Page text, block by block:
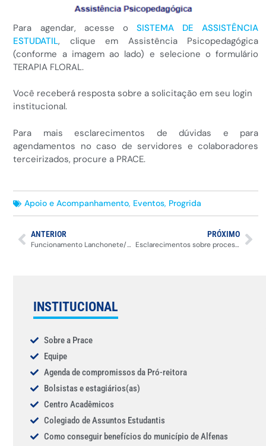
Para agendar, acesse o SISTEMA DE ASSISTÊNCIA
ESTUDATIL, clique em Assistência Psicopedagógica
(conforme a imagem ao lado) e selecione o formulário
TERAPIA FLORAL.
Você receberá resposta sobre a solicitação em seu login
institucional.
Para mais esclarecimentos de dúvidas e para
agendamentos no caso de servidores e colaboradores
terceirizados, procure a PRACE.
Apoio e Acompanhamento, Eventos, Progrida
ANTERIOR
Funcionamento Lanchonete/Restaurante Poços de Caldas
PRÓXIMO
Esclarecimentos sobre processo licitatório do Restaurante Universitário – Sede/Unidade Educacional Santa Clara
INSTITUCIONAL
Sobre a Prace
Equipe
Agenda de compromissos da Pró-reitora
Bolsistas e estagiários(as)
Centro Acadêmicos
Colegiado de Assuntos Estudantis
Como conseguir benefícios do município de Alfenas